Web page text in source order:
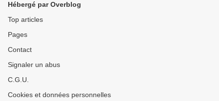
Hébergé par Overblog
Top articles
Pages
Contact
Signaler un abus
C.G.U.
Cookies et données personnelles